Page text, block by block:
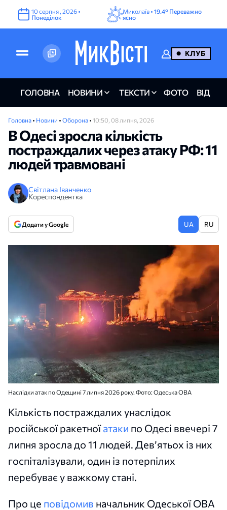
10серпня ,2026 •
Понеділок
Миколаїв •19.4° Переважно
ясно
КЛУБ
ГОЛОВНА НОВИНИ ТЕКСТИ ФОТО ВІДЕО
Головна • Новини • Оборона • 10:50, 08 липня, 2026
В Одесі зросла кількість
постраждалих через атаку РФ: 11
людей травмовані
Світлана Іванченко
Кореспондентка
Додати у Google UA RU
Наслідки атак по Одещині 7 липня 2026 року. Фото: Одеська ОВА
Кількість постраждалих унаслідок
російської ракетноїатаки по Одесі ввечері 7
липня зросла до 11 людей. Дев’ятьох із них
госпіталізували, один із потерпілих
перебуває у важкому стані.
Про це повідомив начальник Одеської ОВА